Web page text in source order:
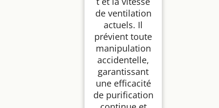
de ventilation
actuels. Il
prévient toute
manipulation
accidentelle,
garantissant
une efficacité
de purification